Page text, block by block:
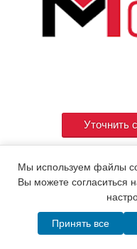
Уточнить
Артикул 119771-00421
© 2015. Все права
Написать в MAX
Мы используем файлы
Вы можете согласиться
Принять все